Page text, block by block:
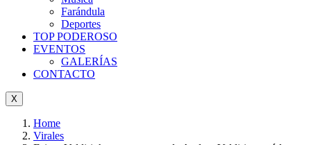
Farándula
Deportes
TOP PODEROSO
EVENTOS
GALERÍAS
CONTACTO
X
Home
Virales